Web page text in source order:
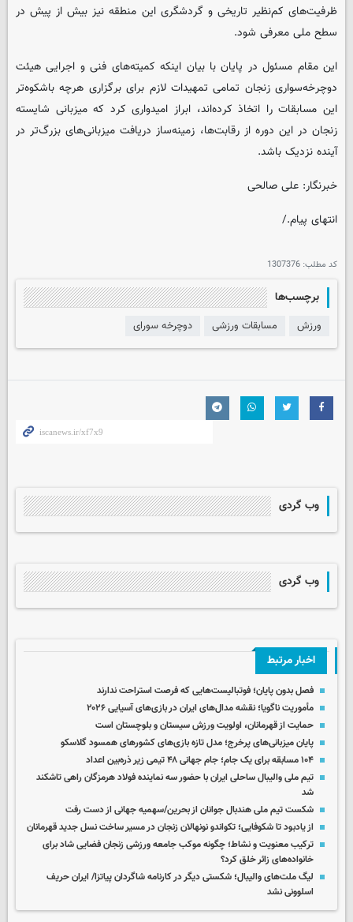
ظرفیت‌های کم‌نظیر تاریخی و گردشگری این منطقه نیز بیش از پیش در
سطح ملی معرفی شود.
این مقام مسئول در پایان با بیان اینکه کمیته‌های فنی و اجرایی هیئت
دوچرخه‌سواری زنجان تمامی تمهیدات لازم برای برگزاری هرچه باشکوه‌تر
این مسابقات را اتخاذ کرده‌اند، ابراز امیدواری کرد که میزبانی شایسته
زنجان در این دوره از رقابت‌ها، زمینه‌ساز دریافت میزبانی‌های بزرگ‌تر در
آینده نزدیک باشد.
خبرنگار: علی صالحی
انتهای پیام./
کد مطلب: 1307376
برچسب‌ها
ورزش مسابقات ورزشی دوچرخه سورای
وب گردی
وب گردی
اخبار مرتبط
فصل بدون پایان؛ فوتبالیست‌هایی که فرصت استراحت ندارند
مأموریت ناگویا؛ نقشه مدال‌های ایران در بازی‌های آسیایی ۲۰۲۶
حمایت از قهرمانان، اولویت ورزش سیستان و بلوچستان است
پایان میزبانی‌های پرخرج؛ مدل تازه بازی‌های کشورهای همسود گلاسکو
۱۰۴ مسابقه برای یک جام؛ جام جهانی ۴۸ تیمی زیر ذره‌بین اعداد
تیم ملی والیبال ساحلی ایران با حضور سه نماینده فولاد هرمزگان راهی تاشکند
شد
شکست تیم ملی هندبال جوانان از بحرین/سهمیه جهانی از دست رفت
از یادبود تا شکوفایی؛ تکواندو نونهالان زنجان در مسیر ساخت نسل جدید قهرمانان
ترکیب معنویت و نشاط؛ چگونه موکب جامعه ورزشی زنجان فضایی شاد برای
خانواده‌های زائر خلق کرد؟
لیگ ملت‌های والیبال؛ شکستی دیگر در کارنامه شاگردان پیاتزا/ ایران حریف
اسلوونی نشد